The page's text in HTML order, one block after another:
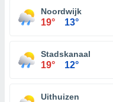
Noordwijk
19° 13°
Stadskanaal
19° 12°
Uithuizen